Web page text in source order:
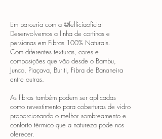
Em parceria com a @felliciaoficial
Desenvolvemos a linha de cortinas e
persianas em Fibras 100% Naturais.
Com diferentes texturas, cores e
composições que vão desde o Bambu,
Junco, Piaçava, Buriti, Fibra de Bananeira
entre outras.
As fibras também podem ser aplicadas
como revestimento para coberturas de vidro
proporcionando o melhor sombreamento e
conforto térmico que a natureza pode nos
oferecer.